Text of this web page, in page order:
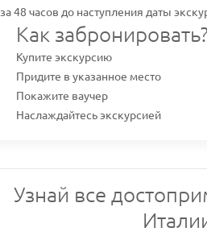
за 48 часов до наступления даты
Как забронировать?
Купите экскурсию
Придите в указанное место
Покажите ваучер
Наслаждайтесь экскурсией
Узнай все